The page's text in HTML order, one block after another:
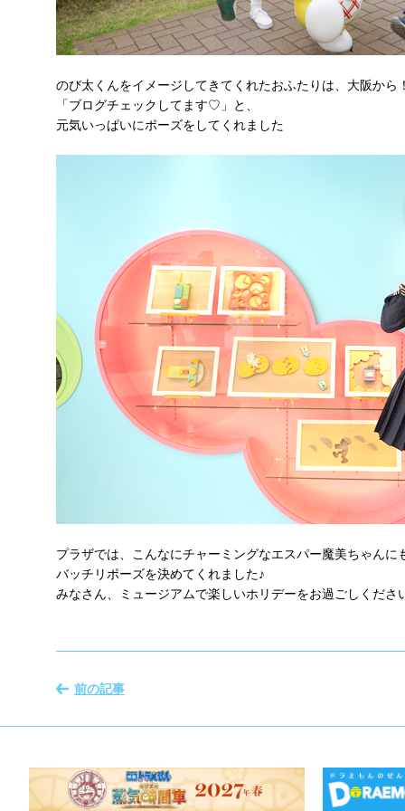
のび太くんをイメージしてきてくれたおふたりは、大阪から
「ブログチェックしてます♡」と、
元気いっぱいにポーズをしてくれました
プラザでは、こんなにチャーミングなエスパー魔美ちゃんに
バッチリポーズを決めてくれました♪
みなさん、ミュージアムで楽しいホリデーをお過ごしくださ
前の記事